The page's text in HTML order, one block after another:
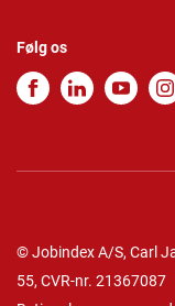
Følg os
© Jobindex A/S, Carl
55, CVR-nr. 21367087